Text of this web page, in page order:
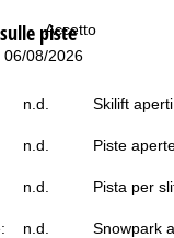
Accetto
piste
06/08/2026
n.d. Skilift
n.d. Piste
n.d. Pista per
n.d. Snowpark